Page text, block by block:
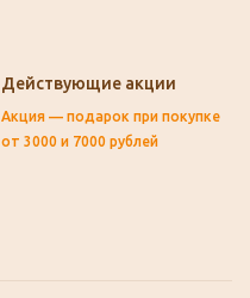
Действующие акции
Акция — подарок при покупке
от 3000 и 7000 рублей